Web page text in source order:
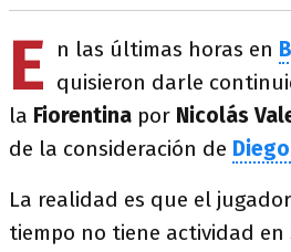
E n las últimas horas en
quisieron darle
la Fiorentina por Nicolás
de la consideración de
La realidad es que el
tiempo no tiene actividad en